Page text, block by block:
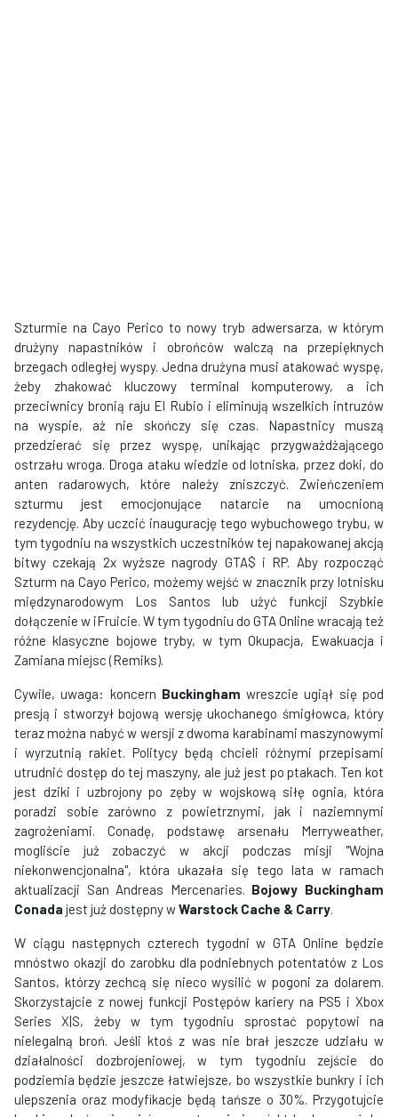
Szturmie na Cayo Perico to nowy tryb adwersarza, w którym
drużyny napastników i obrońców walczą na przepięknych
brzegach odległej wyspy. Jedna drużyna musi atakować wyspę,
żeby zhakować kluczowy terminal komputerowy, a ich
przeciwnicy bronią raju El Rubio i eliminują wszelkich intruzów
na wyspie, aż nie skończy się czas. Napastnicy muszą
przedzierać się przez wyspę, unikając przygważdżającego
ostrzału wroga. Droga ataku wiedzie od lotniska, przez doki, do
anten radarowych, które należy zniszczyć. Zwieńczeniem
szturmu jest emocjonujące natarcie na umocnioną
rezydencję. Aby uczcić inaugurację tego wybuchowego trybu, w
tym tygodniu na wszystkich uczestników tej napakowanej akcją
bitwy czekają 2x wyższe nagrody GTA$ i RP. Aby rozpocząć
Szturm na Cayo Perico, możemy wejść w znacznik przy lotnisku
międzynarodowym Los Santos lub użyć funkcji Szybkie
dołączenie w iFruicie. W tym tygodniu do GTA Online wracają też
różne klasyczne bojowe tryby, w tym Okupacja, Ewakuacja i
Zamiana miejsc (Remiks).
Cywile, uwaga: koncern Buckingham wreszcie ugiął się pod
presją i stworzył bojową wersję ukochanego śmigłowca, który
teraz można nabyć w wersji z dwoma karabinami maszynowymi
i wyrzutnią rakiet. Politycy będą chcieli różnymi przepisami
utrudnić dostęp do tej maszyny, ale już jest po ptakach. Ten kot
jest dziki i uzbrojony po zęby w wojskową siłę ognia, która
poradzi sobie zarówno z powietrznymi, jak i naziemnymi
zagrożeniami. Conadę, podstawę arsenału Merryweather,
mogliście już zobaczyć w akcji podczas misji "Wojna
niekonwencjonalna", która ukazała się tego lata w ramach
aktualizacji San Andreas Mercenaries. Bojowy Buckingham
Conada jest już dostępny wWarstock Cache & Carry.
W ciągu następnych czterech tygodni w GTA Online będzie
mnóstwo okazji do zarobku dla podniebnych potentatów z Los
Santos, którzy zechcą się nieco wysilić w pogoni za dolarem.
Skorzystajcie z nowej funkcji Postępów kariery na PS5 i Xbox
Series X|S, żeby w tym tygodniu sprostać popytowi na
nielegalną broń. Jeśli ktoś z was nie brał jeszcze udziału w
działalności dozbrojeniowej, w tym tygodniu zejście do
podziemia będzie jeszcze łatwiejsze, bo wszystkie bunkry i ich
ulepszenia oraz modyfikacje będą tańsze o 30%. Przygotujcie